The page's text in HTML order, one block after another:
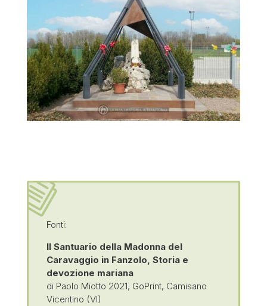
Fonti:
Il Santuario della Madonna del
Caravaggio in Fanzolo, Storia e
devozione mariana
di Paolo Miotto 2021, GoPrint, Camisano
Vicentino (VI)